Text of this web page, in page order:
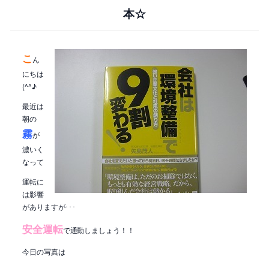
本☆
こ ん
にちは
(^^♪
最近は
朝の
霧が
濃いく
なって
運転に
は影響
がありますが･･･
安全運転で通勤しましょう！！
今日の写真は